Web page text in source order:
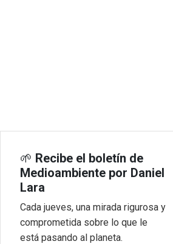
🌱 Recibe el boletín de
Medioambiente por Daniel
Lara
Cada jueves, una mirada rigurosa y
comprometida sobre lo que le
está pasando al planeta.